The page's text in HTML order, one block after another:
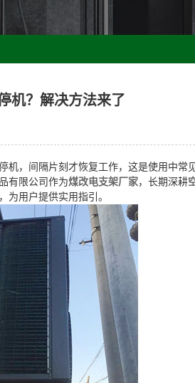
机？解决方法来了
机，间隔片刻才恢复工作，这是使用中
有限公司作为煤改电支架厂家，长期深耕
为用户提供实用指引。